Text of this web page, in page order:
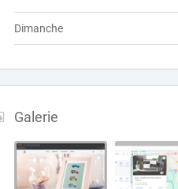
Dimanche
Galerie